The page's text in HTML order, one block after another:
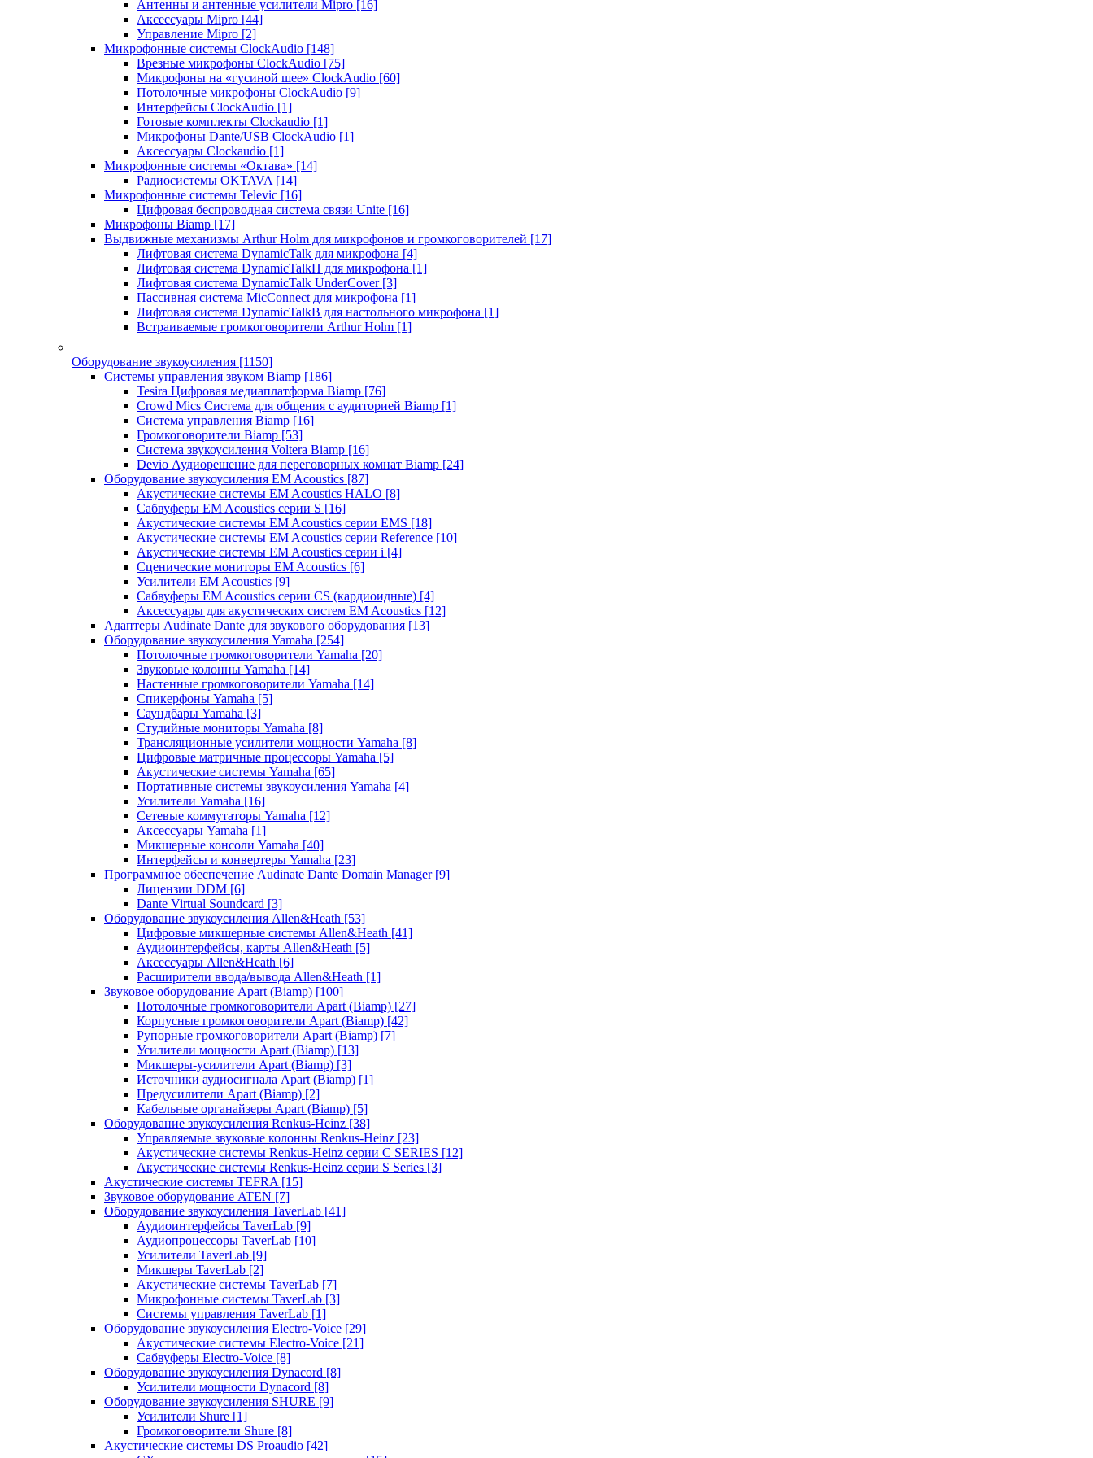
Антенны и антенные усилители Mipro [16]
Аксессуары Mipro [44]
Управление Mipro [2]
Микрофонные системы ClockAudio [148]
Врезные микрофоны ClockAudio [75]
Микрофоны на «гусиной шее» ClockAudio [60]
Потолочные микрофоны ClockAudio [9]
Интерфейсы ClockAudio [1]
Готовые комплекты Clockaudio [1]
Микрофоны Dante/USB ClockAudio [1]
Аксессуары Clockaudio [1]
Микрофонные системы «Октава» [14]
Радиосистемы OKTAVA [14]
Микрофонные системы Televic [16]
Цифровая беспроводная система связи Unite [16]
Микрофоны Biamp [17]
Выдвижные механизмы Arthur Holm для микрофонов и громкоговорителей [17]
Лифтовая система DynamicTalk для микрофона [4]
Лифтовая система DynamicTalkH для микрофона [1]
Лифтовая система DynamicTalk UnderCover [3]
Пассивная система MicConnect для микрофона [1]
Лифтовая система DynamicTalkB для настольного микрофона [1]
Встраиваемые громкоговорители Arthur Holm [1]
Оборудование звукоусиления [1150]
Системы управления звуком Biamp [186]
Tesira Цифровая медиаплатформа Biamp [76]
Crowd Mics Система для общения с аудиторией Biamp [1]
Система управления Biamp [16]
Громкоговорители Biamp [53]
Система звукоусиления Voltera Biamp [16]
Devio Аудиорешение для переговорных комнат Biamp [24]
Оборудование звукоусиления EM Acoustics [87]
Акустические системы EM Acoustics HALO [8]
Сабвуферы EM Acoustics серии S [16]
Акустические системы EM Acoustics серии EMS [18]
Акустические системы EM Acoustics серии Reference [10]
Акустические системы EM Acoustics серии i [4]
Сценические мониторы EM Acoustics [6]
Усилители EM Acoustics [9]
Сабвуферы EM Acoustics серии CS (кардиоидные) [4]
Аксессуары для акустических систем EM Acoustics [12]
Адаптеры Audinate Dante для звукового оборудования [13]
Оборудование звукоусиления Yamaha [254]
Потолочные громкоговорители Yamaha [20]
Звуковые колонны Yamaha [14]
Настенные громкоговорители Yamaha [14]
Спикерфоны Yamaha [5]
Саундбары Yamaha [3]
Студийные мониторы Yamaha [8]
Трансляционные усилители мощности Yamaha [8]
Цифровые матричные процессоры Yamaha [5]
Акустические системы Yamaha [65]
Портативные системы звукоусиления Yamaha [4]
Усилители Yamaha [16]
Сетевые коммутаторы Yamaha [12]
Аксессуары Yamaha [1]
Микшерные консоли Yamaha [40]
Интерфейсы и конвертеры Yamaha [23]
Программное обеспечение Audinate Dante Domain Manager [9]
Лицензии DDM [6]
Dante Virtual Soundcard [3]
Оборудование звукоусиления Allen&Heath [53]
Цифровые микшерные системы Allen&Heath [41]
Аудиоинтерфейсы, карты Allen&Heath [5]
Аксессуары Allen&Heath [6]
Расширители ввода/вывода Allen&Heath [1]
Звуковое оборудование Apart (Biamp) [100]
Потолочные громкоговорители Apart (Biamp) [27]
Корпусные громкоговорители Apart (Biamp) [42]
Рупорные громкоговорители Apart (Biamp) [7]
Усилители мощности Apart (Biamp) [13]
Микшеры-усилители Apart (Biamp) [3]
Источники аудиосигнала Apart (Biamp) [1]
Предусилители Apart (Biamp) [2]
Кабельные органайзеры Apart (Biamp) [5]
Оборудование звукоусиления Renkus-Heinz [38]
Управляемые звуковые колонны Renkus-Heinz [23]
Акустические системы Renkus-Heinz серии C SERIES [12]
Акустические системы Renkus-Heinz серии S Series [3]
Акустические системы TEFRA [15]
Звуковое оборудование ATEN [7]
Оборудование звукоусиления TaverLab [41]
Аудиоинтерфейсы TaverLab [9]
Аудиопроцессоры TaverLab [10]
Усилители TaverLab [9]
Микшеры TaverLab [2]
Акустические системы TaverLab [7]
Микрофонные системы TaverLab [3]
Системы управления TaverLab [1]
Оборудование звукоусиления Electro-Voice [29]
Акустические системы Electro-Voice [21]
Сабвуферы Electro-Voice [8]
Оборудование звукоусиления Dynacord [8]
Усилители мощности Dynacord [8]
Оборудование звукоусиления SHURE [9]
Усилители Shure [1]
Громкоговорители Shure [8]
Акустические системы DS Proaudio [42]